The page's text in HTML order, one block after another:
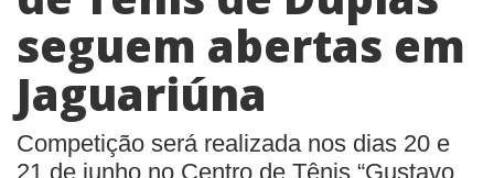
BUSCAR
seguem abertas em
Jaguariúna
Competição será realizada nos dias 20 e
21 de junho no Centro de Tênis “Gustavo